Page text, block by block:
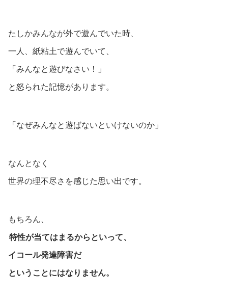
たしかみんなが外で遊んでいた時、
一人、紙粘土で遊んでいて、
「みんなと遊びなさい！」
と怒られた記憶があります。
「なぜみんなと遊ばないといけないのか」
なんとなく
世界の理不尽さを感じた思い出です。
もちろん、
特性が当てはまるからといって、
イコール発達障害だ
ということにはなりません。